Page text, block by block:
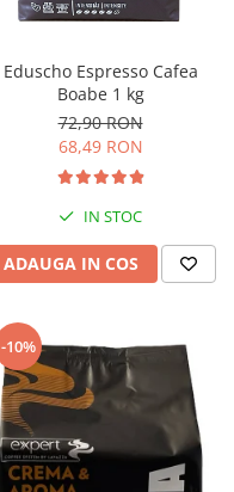
Eduscho Espresso Cafea
Boabe 1 kg
72,90 RON
68,49 RON
IN STOC
ADAUGA IN COS
-10%